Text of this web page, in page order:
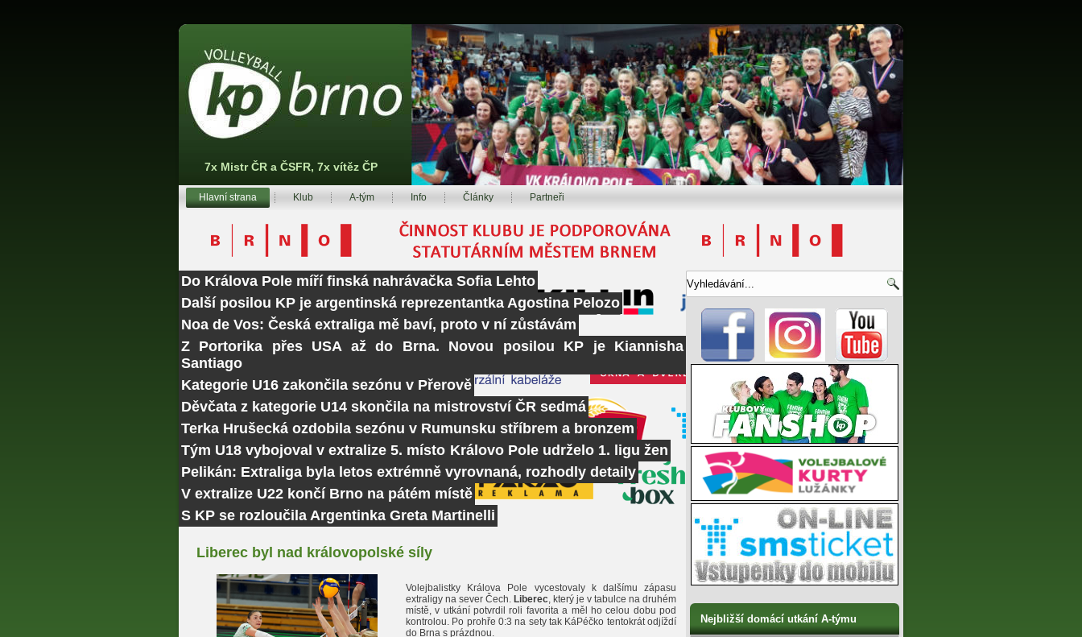
7x Mistr ČR a ČSFR, 7x vítěz ČP
Hlavní strana Klub A-tým Info Články Partneři
Do Králova Pole míří finská nahrávačka Sofia Lehto
Další posilou KP je argentinská reprezentantka Agostina Pelozo
Noa de Vos: Česká extraliga mě baví, proto v ní zůstávám
Z Portorika přes USA až do Brna. Novou posilou KP je Kiannisha
Santiago
Kategorie U16 zakončila sezónu v Přerově
Děvčata z kategorie U14 skončila na mistrovství ČR sedmá
Terka Hrušecká ozdobila sezónu v Rumunsku stříbrem a bronzem
Tým U18 vybojoval v extralize 5. místo Královo Pole udrželo 1. ligu žen
Pelikán: Extraliga byla letos extrémně vyrovnaná, rozhodly detaily
V extralize U22 končí Brno na pátém místě
S KP se rozloučila Argentinka Greta Martinelli
Liberec byl nad královopolské síly
Volejbalistky Králova Pole vycestovaly k dalšímu zápasu
extraligy na sever Čech. Liberec, který je v tabulce na druhém
místě, v utkání potvrdil roli favorita a měl ho celou dobu pod
kontrolou. Po prohře 0:3 na sety tak KáPéčko tentokrát odjíždí
do Brna s prázdnou.
Nejbližší domácí utkání A-týmu